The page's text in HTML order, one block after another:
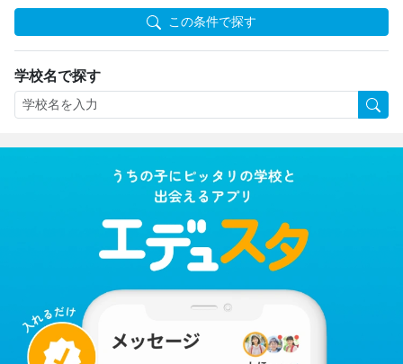
この条件で探す
学校名で探す